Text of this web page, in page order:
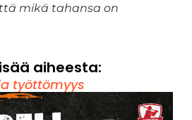
mikä tahansa on
aiheesta:
työttömyys